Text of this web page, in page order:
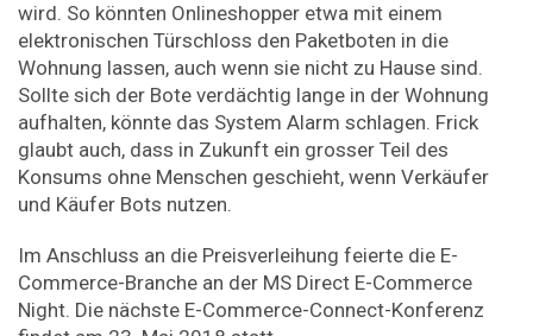
wird. So könnten Onlineshopper etwa mit einem
elektronischen Türschloss den Paketboten in die
Wohnung lassen, auch wenn sie nicht zu Hause sind.
Sollte sich der Bote verdächtig lange in der Wohnung
aufhalten, könnte das System Alarm schlagen. Frick
glaubt auch, dass in Zukunft ein grosser Teil des
Konsums ohne Menschen geschieht, wenn Verkäufer
und Käufer Bots nutzen.
Im Anschluss an die Preisverleihung feierte die E-
Commerce-Branche an der MS Direct E-Commerce
Night. Die nächste E-Commerce-Connect-Konferenz